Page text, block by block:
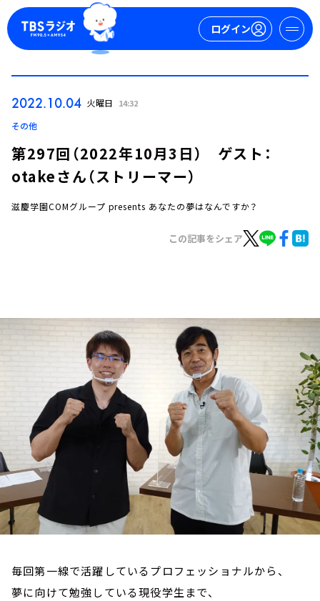
ログイン
イベント・グッズ
YouTube
会社情報
2022.10.04 火曜日 14:32
その他
第297回（2022年10月3日） ゲスト：
otakeさん（ストリーマー）
滋慶学園COMグループ presents あなたの夢はなんですか？
この記事をシェア
毎回第一線で活躍しているプロフェッショナルから、
夢に向けて勉強している現役学生まで、